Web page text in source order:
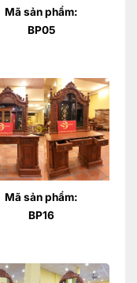
Mã sản phẩm:
BP05
Mã sản phẩm:
BP16